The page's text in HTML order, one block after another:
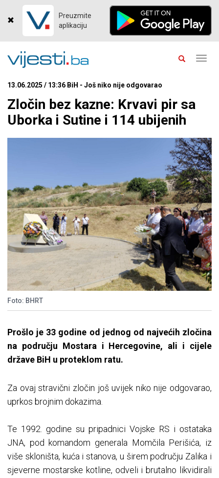
Preuzmite
aplikaciju
13.06.2025 / 13:36 BiH - Još niko nije odgovarao
Zločin bez kazne: Krvavi pir sa
Uborka i Sutine i 114 ubijenih
Foto: BHRT
Prošlo je 33 godine od jednog od najvećih zločina
na području Mostara i Hercegovine, ali i cijele
države BiH u proteklom ratu.
Za ovaj stravični zločin još uvijek niko nije odgovarao,
uprkos brojnim dokazima.
Te 1992. godine su pripadnici Vojske RS i ostataka
JNA, pod komandom generala Momčila Perišića, iz
više skloništa, kuća i stanova, u širem području Zalika i
sjeverne mostarske kotline, odveli i brutalno likvidirali